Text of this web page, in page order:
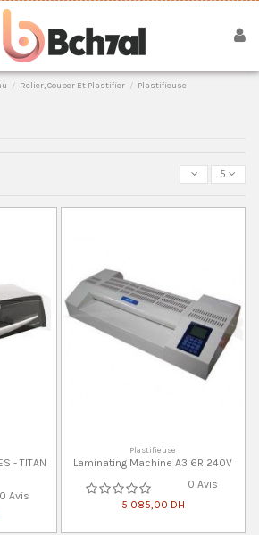
Relier, Couper Et Plastifier Plastifieuse
5
- TITAN
0 Avis
Plastifieuse
Laminating Machine A3 6R 240V
0 Avis
5 085,00 DH